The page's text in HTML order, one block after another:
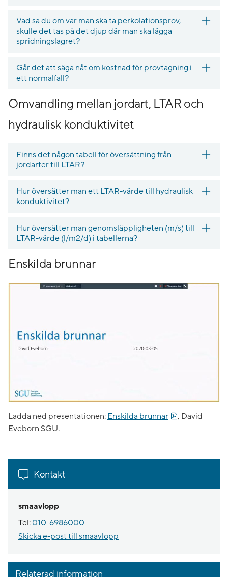
Vad sa du om var man ska ta perkolationsprov,
skulle det tas på det djup där man ska lägga
spridningslagret?
Går det att säga nåt om kostnad för provtagning i
ett normalfall?
Omvandling mellan jordart, LTAR och
hydraulisk konduktivitet
Finns det någon tabell för översättning från
jordarter till LTAR?
Hur översätter man ett LTAR-värde till hydraulisk
konduktivitet?
Hur översätter man genomsläppligheten (m/s) till
LTAR-värde (l/m2/d) i tabellerna?
Enskilda brunnar
Ladda ned presentationen: Enskilda brunnar pdf, 1.5 MB.
, David
Eveborn SGU.
Kontakt
smaavlopp
Tel: 010-6986000
Skicka e-post till smaavlopp
Relaterad information